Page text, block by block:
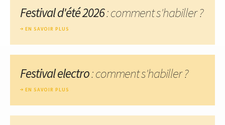
Festival d'été 2026: comment s'habiller ?
EN SAVOIR PLUS
Festival electro: comment s'habiller ?
EN SAVOIR PLUS